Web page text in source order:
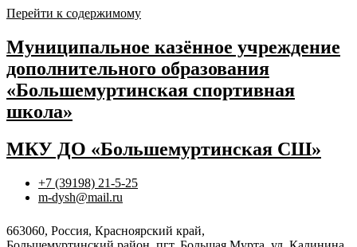
Перейти к содержимому
Муниципальное казённое учреждение
дополнительного образования
«Большемуртинская спортивная
школа»
МКУ ДО «Большемуртинская СШ»
+7 (39198) 21-5-25
m-dysh@mail.ru
663060, Россия, Красноярский край,